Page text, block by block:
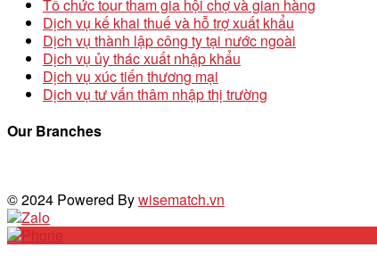
Tổ chức tour tham gia hội chợ và gian hàng
Dịch vụ kế khai thuế và hỗ trợ xuất khẩu
Dịch vụ thành lập công ty tại nước ngoài
Dịch vụ ủy thác xuất nhập khẩu
Dịch vụ xúc tiến thương mại
Dịch vụ tư vấn thâm nhập thị trường
Our Branches
© 2024 Powered Bywisematch.vn